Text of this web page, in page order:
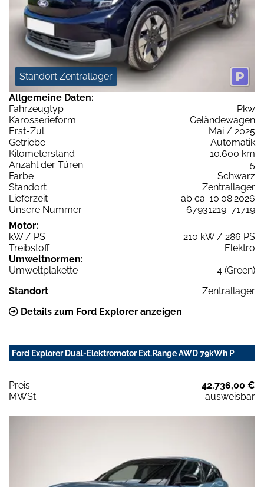
Standort Zentrallager
Allgemeine Daten:
Fahrzeugtyp
Pkw
Karosserieform
Geländewagen
Erst-Zul.
Mai / 2025
Getriebe
Automatik
Kilometerstand
10.600 km
Anzahl der Türen
5
Farbe
Schwarz
Standort
Zentrallager
Lieferzeit
ab ca. 10.08.2026
Unsere Nummer
67931219_71719
Motor:
kW / PS
210 kW / 286 PS
Treibstoff
Elektro
Umweltnormen:
Umweltplakette
4 (Green)
Standort
Zentrallager
Details zum Ford Explorer anzeigen
Ford Explorer Dual-Elektromotor Ext.Range AWD 79kWh P
Preis:
42.736,00 €
MWSt:
ausweisbar